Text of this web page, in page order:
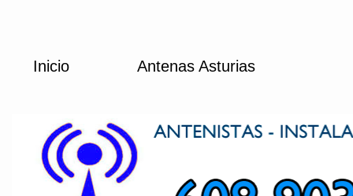
Inicio Antenas Asturias